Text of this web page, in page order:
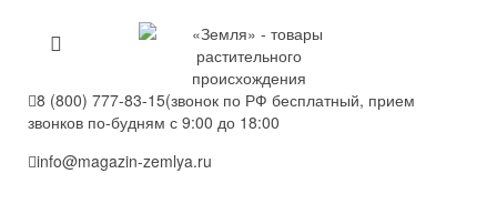
8 (800) 777-83-15(звонок по РФ бесплатный, прием
звонков по-будням с 9:00 до 18:00
info@magazin-zemlya.ru